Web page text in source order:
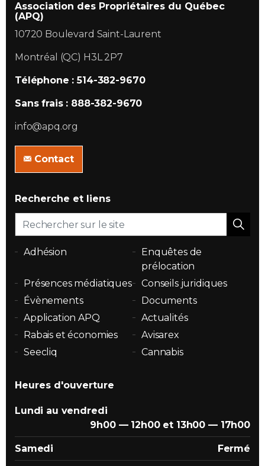
Association des Propriétaires du Québec
(APQ)
10720 Boulevard Saint-Laurent
Montréal (QC) H3L 2P7
Téléphone : 514-382-9670
Sans frais : 888-382-9670
info@apq.org
Contact
Recherche et liens
Adhésion
Enquêtes de
prélocation
Présences médiatiques
Conseils juridiques
Évènements
Documents
Application APQ
Actualités
Rabais et économies
Avisarex
Seecliq
Cannabis
Heures d'ouverture
Lundi au vendredi
9h00 — 12h00 et 13h00 — 17h00
Samedi Fermé